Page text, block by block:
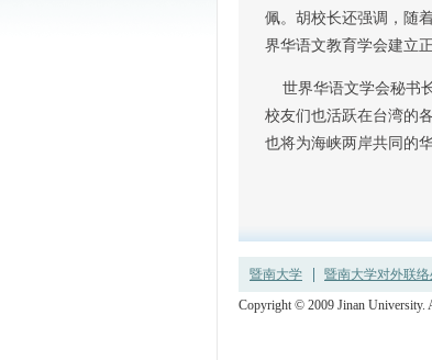
佩。胡校长还强调，随
界华语文教育学会建立
世界华语文学会秘书
校友们也活跃在台湾的
也将为海峡两岸共同的
暨南大学 暨南大学对外联络
Copyright © 2009 Jinan